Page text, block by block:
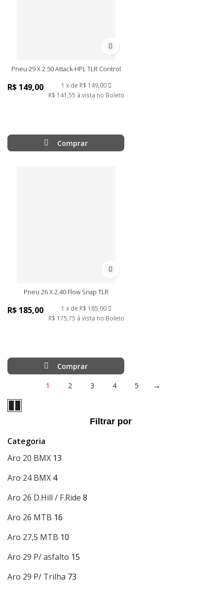
Adicionar à lista de desejos
Pneu 29 X 2.50 Attack-HPL TLR Control
R$ 149,00 1 de R$ 149,00
R$ 141,55 à vista no Boleto
Comprar
Adicionar à lista de desejos
Pneu 26 X 2.40 Flow Snap TLR
R$ 185,00 1 de R$ 185,00
R$ 175,75 à vista no Boleto
Comprar
Página
1
2
3
4
5
Filtrar por
Categoria
Aro 20 BMX 13
Aro 24 BMX 4
Aro 26 D.Hill / F.Ride 8
Aro 26 MTB 16
Aro 27,5 MTB 10
Aro 29 P/ asfalto 15
Aro 29 P/ Trilha 73